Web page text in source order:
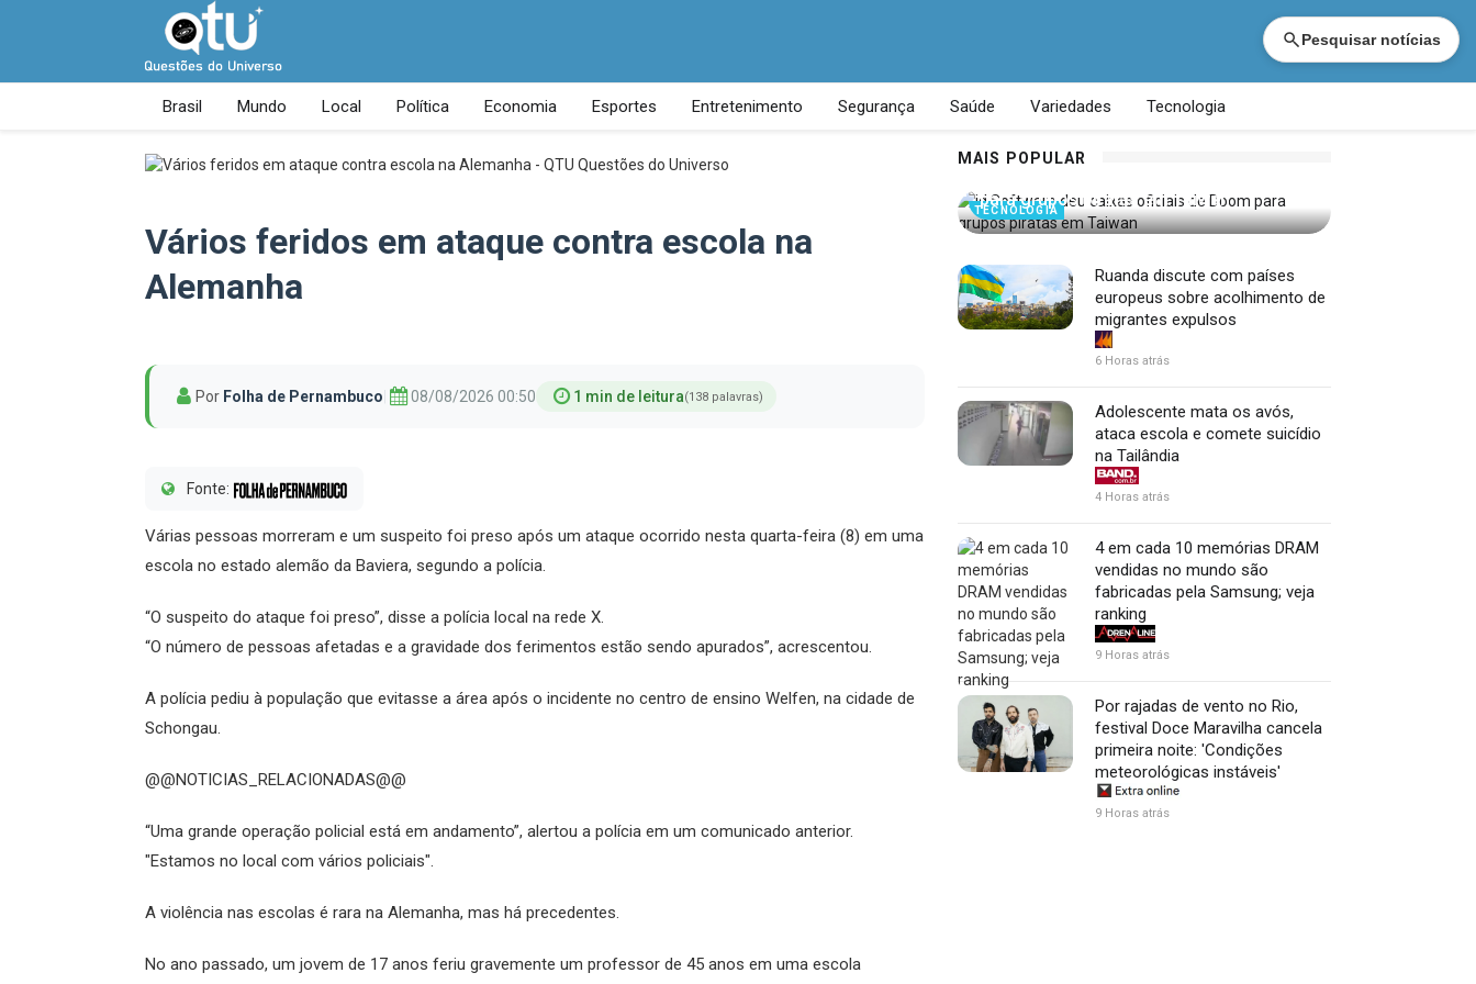
Pesquisar notícias
Brasil Mundo Local Política Economia Esportes Entretenimento Segurança Saúde Variedades Tecnologia
Vários feridos em ataque contra escola na
Alemanha
Por Folha de Pernambuco 08/08/2026 00:50 1 min de leitura(138 palavras)
Fonte:
Várias pessoas morreram e um suspeito foi preso após um ataque ocorrido nesta quarta-feira (8) em uma
escola no estado alemão da Baviera, segundo a polícia.
“O suspeito do ataque foi preso”, disse a polícia local na rede X.
“O número de pessoas afetadas e a gravidade dos ferimentos estão sendo apurados”, acrescentou.
A polícia pediu à população que evitasse a área após o incidente no centro de ensino Welfen, na cidade de
Schongau.
@@NOTICIAS_RELACIONADAS@@
“Uma grande operação policial está em andamento”, alertou a polícia em um comunicado anterior.
"Estamos no local com vários policiais".
A violência nas escolas é rara na Alemanha, mas há precedentes.
No ano passado, um jovem de 17 anos feriu gravemente um professor de 45 anos em uma escola
MAIS POPULAR
TECNOLOGIA
para grupos piratas em Taiwan
Ruanda discute com países
europeus sobre acolhimento de
migrantes expulsos
6 Horas atrás
Adolescente mata os avós,
ataca escola e comete suicídio
na Tailândia
4 Horas atrás
4 em cada 10 memórias DRAM
vendidas no mundo são
fabricadas pela Samsung; veja
ranking
9 Horas atrás
Por rajadas de vento no Rio,
festival Doce Maravilha cancela
primeira noite: 'Condições
meteorológicas instáveis'
9 Horas atrás